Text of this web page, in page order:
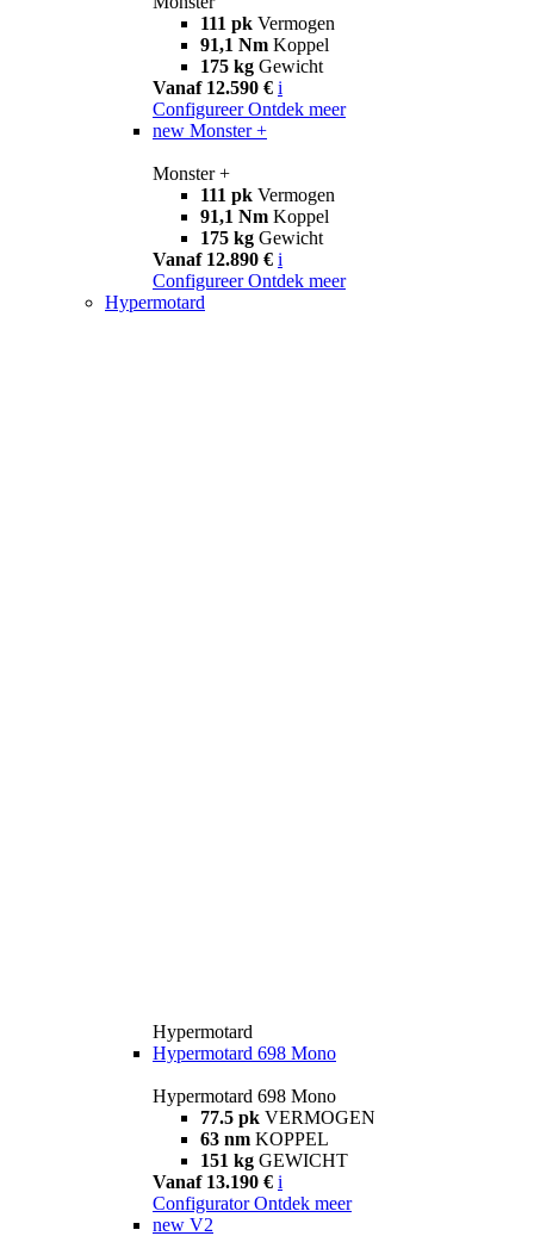
111 pk Vermogen
91,1 Nm Koppel
175 kg Gewicht
Vanaf 12.590 € i
Configureer Ontdek meer
new Monster +
Monster +
111 pk Vermogen
91,1 Nm Koppel
175 kg Gewicht
Vanaf 12.890 € i
Configureer Ontdek meer
Hypermotard
Hypermotard
Hypermotard 698 Mono
Hypermotard 698 Mono
77.5 pk VERMOGEN
63 nm KOPPEL
151 kg GEWICHT
Vanaf 13.190 € i
Configurator Ontdek meer
new V2